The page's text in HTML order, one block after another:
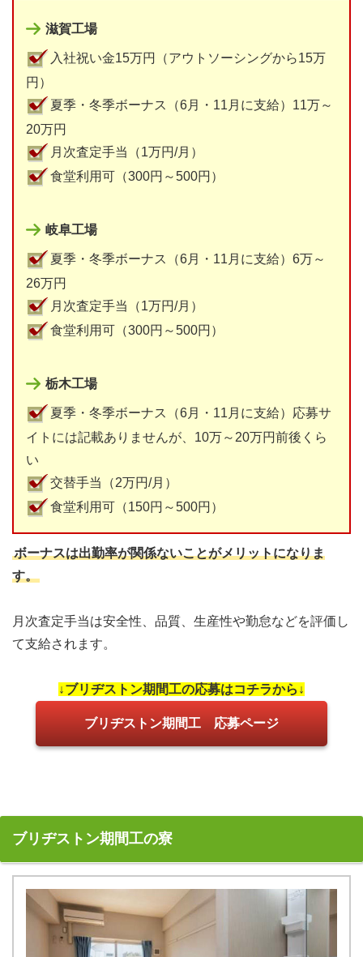
滋賀工場
入社祝い金15万円（アウトソーシングから15万
円）
夏季・冬季ボーナス（6月・11月に支給）11万～
20万円
月次査定手当（1万円/月）
食堂利用可（300円～500円）
岐阜工場
夏季・冬季ボーナス（6月・11月に支給）6万～
26万円
月次査定手当（1万円/月）
食堂利用可（300円～500円）
栃木工場
夏季・冬季ボーナス（6月・11月に支給）応募サ
イトには記載ありませんが、10万～20万円前後くら
い
交替手当（2万円/月）
食堂利用可（150円～500円）
ボーナスは出勤率が関係ないことがメリットになりま
す。
月次査定手当は安全性、品質、生産性や勤怠などを評価し
て支給されます。
↓ブリヂストン期間工の応募はコチラから↓
ブリヂストン期間工 応募ページ
ブリヂストン期間工の寮